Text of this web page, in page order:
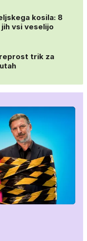
kosila: 8
vsi veselijo
trik za